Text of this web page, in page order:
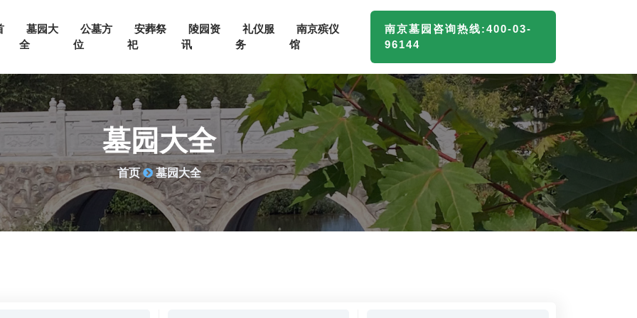
墓园大
全
公墓方
位
安葬祭
祀
陵园资
讯
礼仪服
务
南京殡仪
馆
南京墓园咨询热线:400-03-
96144
墓园大全
首页 墓园大全